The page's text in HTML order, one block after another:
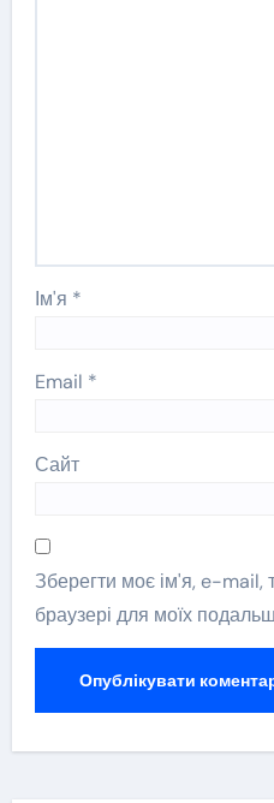
Ім'я *
Email *
Сайт
Зберегти моє ім'я, e-mail,
браузері для моїх